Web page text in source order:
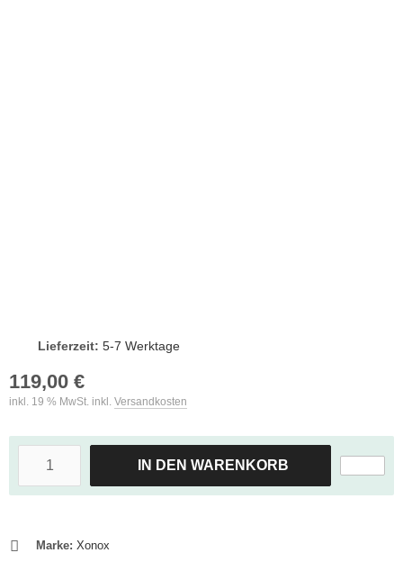
Lieferzeit: 5-7 Werktage
119,00 €
inkl. 19 % MwSt. inkl. Versandkosten
IN DEN WARENKORB
Marke: Xonox